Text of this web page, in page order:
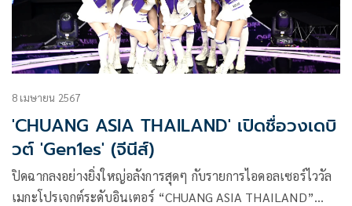
8 เมษายน 2567
'CHUANG ASIA THAILAND' เปิดชื่อวงเดบิ
วต์ 'Gen1es' (จีนีส์)
ปิดฉากลงอย่างยิ่งใหญ่อลังการสุดๆ กับรายการไอดอลเซอร์ไววัล
เมกะโปรเจกต์ระดับอินเตอร์ “CHUANG ASIA THAILAND”